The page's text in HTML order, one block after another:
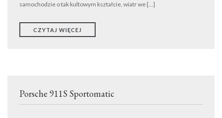
samochodzie o tak kultowym kształcie, wiatr we […]
CZYTAJ WIĘCEJ
Porsche 911S Sportomatic